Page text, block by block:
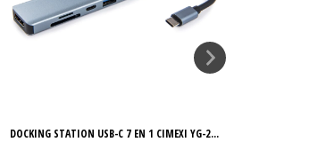
DOCKING STATION USB-C 7 EN 1 CIMEXI YG-2...